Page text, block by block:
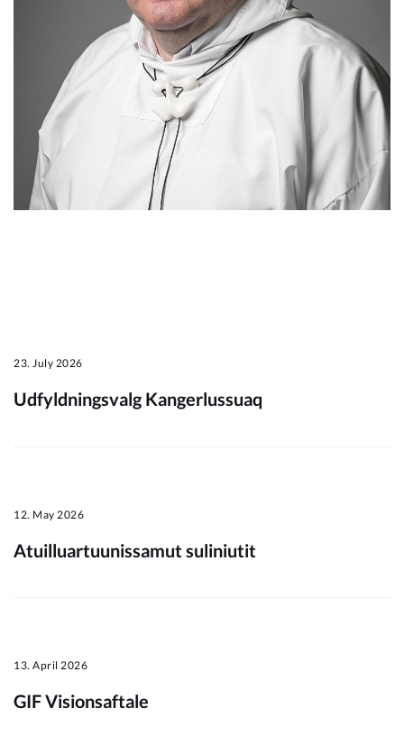
Kommuneplanen
Om_kommunen
23. July 2026
Udfyldningsvalg Kangerlussuaq
12. May 2026
Atuilluartuunissamut suliniutit
13. April 2026
GIF Visionsaftale